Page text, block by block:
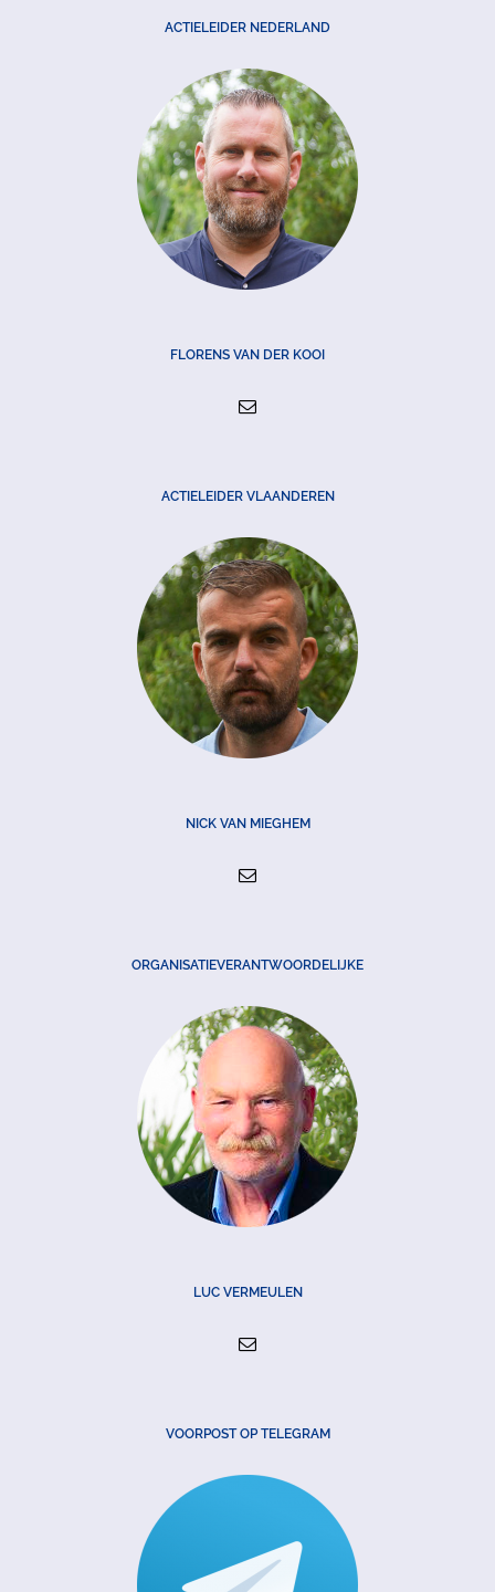
ACTIELEIDER NEDERLAND
FLORENS VAN DER KOOI
ACTIELEIDER VLAANDEREN
NICK VAN MIEGHEM
ORGANISATIEVERANTWOORDELIJKE
LUC VERMEULEN
VOORPOST OP TELEGRAM